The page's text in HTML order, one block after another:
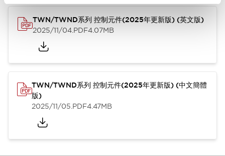
TWN/TWND系列 控制元件(2025年更新版) (英文版)
2025/11/04.PDF4.07MB
TWN/TWND系列 控制元件(2025年更新版) (中文簡體
版)
2025/11/05.PDF4.47MB